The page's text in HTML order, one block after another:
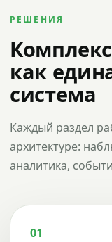
РЕШЕНИЯ
как
система
Каждый раздел
архитектуре:
аналитика,
01